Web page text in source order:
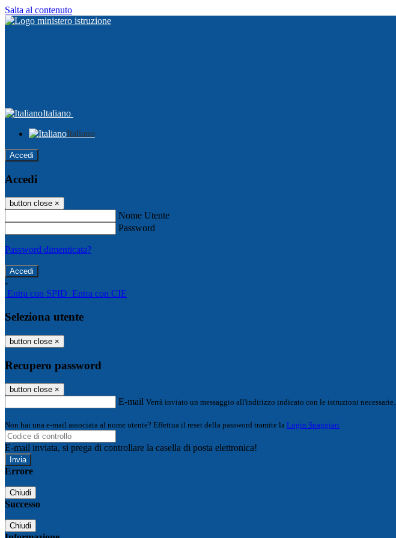
Salta al contenuto
Italiano
Italiano
Accedi
Accedi
button close ×
Nome Utente
Password
Password dimenticata?
-
Entra con SPID Entra con CIE
Seleziona utente
button close ×
Recupero password
button close ×
E-mail Verrà inviato un messaggio all'indirizzo indicato con le istruzioni necessarie.
Non hai una e-mail associata al nome utente? Effettua il reset della password tramite la Login Spaggiari
E-mail inviata, si prega di controllare la casella di posta elettronica!
Errore
Chiudi
Successo
Chiudi